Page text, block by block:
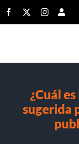
Saltar
¿Cuál
sugerida